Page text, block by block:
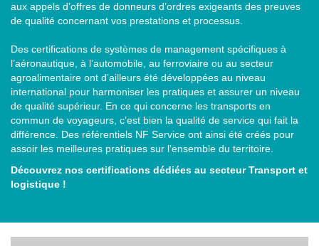
aux appels d’offres de donneurs d’ordres exigeants des preuves
de qualité concernant vos prestations et processus.
Des certifications de systèmes de management spécifiques à
l’aéronautique, à l’automobile, au ferroviaire ou au secteur
agroalimentaire ont d’ailleurs été développées au niveau
international pour harmoniser les pratiques et assurer un niveau
de qualité supérieur. En ce qui concerne les transports en
commun de voyageurs, c’est bien la qualité de service qui fait la
différence. Des référentiels NF Service ont ainsi été créés pour
assoir les meilleures pratiques sur l’ensemble du territoire.
Découvrez nos certifications dédiées au secteur Transport et
logistique !